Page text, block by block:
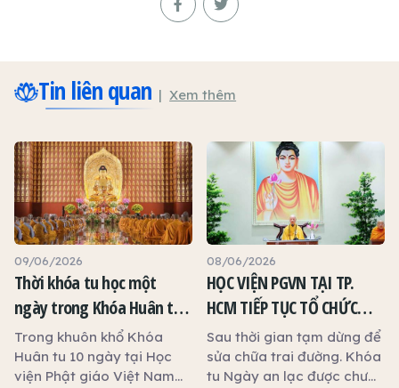
Tin liên quan Xem thêm
09/06/2026
Thời khóa tu học một
ngày trong Khóa Huân tu
10 ngày tại Học viện Phật
giáo Việt Nam TP.HCM
Trong khuôn khổ Khóa
Huân tu 10 ngày tại Học
viện Phật giáo Việt Nam
08/06/2026
HỌC VIỆN PGVN TẠI TP.
HCM TIẾP TỤC TỔ CHỨC
KHÓA TU NGÀY AN LẠC
Sau thời gian tạm dừng để
sửa chữa trai đường. Khóa
tu Ngày an lạc được chư